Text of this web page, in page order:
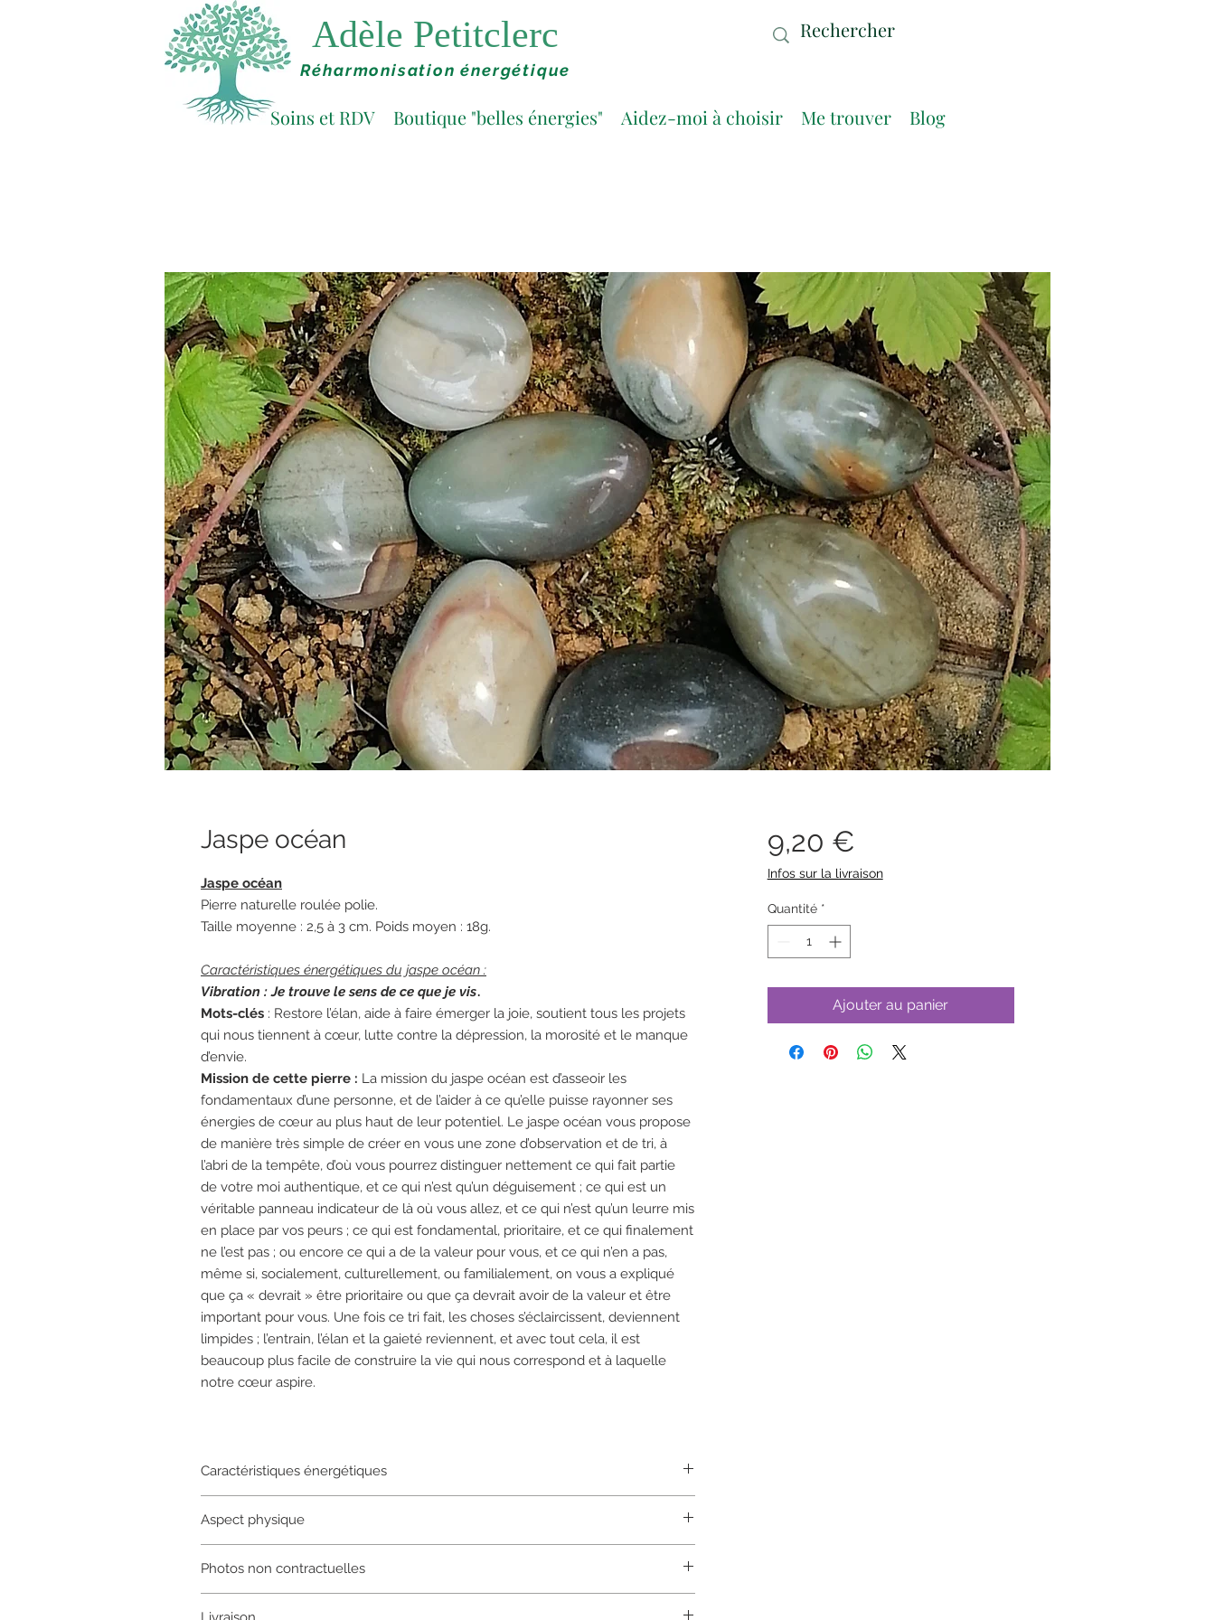
Adèle Petitclerc
Réharmonisation énergétique
Soins et RDV Boutique "belles énergies" Aidez-moi à choisir Me trouver Blog
Jaspe océan
Jaspe océan
Pierre naturelle roulée polie.
Taille moyenne : 2,5 à 3 cm. Poids moyen : 18g.
Caractéristiques énergétiques du jaspe océan :
Vibration : Je trouve le sens de ce que je vis.
Mots-clés : Restore l’élan, aide à faire émerger la joie, soutient tous les projets
qui nous tiennent à cœur, lutte contre la dépression, la morosité et le manque
d’envie.
Mission de cette pierre : La mission du jaspe océan est d’asseoir les
fondamentaux d’une personne, et de l’aider à ce qu’elle puisse rayonner ses
énergies de cœur au plus haut de leur potentiel. Le jaspe océan vous propose
de manière très simple de créer en vous une zone d’observation et de tri, à
l’abri de la tempête, d’où vous pourrez distinguer nettement ce qui fait partie
de votre moi authentique, et ce qui n’est qu’un déguisement ; ce qui est un
véritable panneau indicateur de là où vous allez, et ce qui n’est qu’un leurre mis
en place par vos peurs ; ce qui est fondamental, prioritaire, et ce qui finalement
ne l’est pas ; ou encore ce qui a de la valeur pour vous, et ce qui n’en a pas,
même si, socialement, culturellement, ou familialement, on vous a expliqué
que ça « devrait » être prioritaire ou que ça devrait avoir de la valeur et être
important pour vous. Une fois ce tri fait, les choses s’éclaircissent, deviennent
limpides ; l’entrain, l’élan et la gaieté reviennent, et avec tout cela, il est
beaucoup plus facile de construire la vie qui nous correspond et à laquelle
notre cœur aspire.
Caractéristiques énergétiques
aptes à diffuser leur énergie en permanence
énergies négativesqu’elles prennent pour vous rendre service sans arriver à
saturation. Elles ne nécessitent
Aspect physique
de couleurs et d’aspect, et c’est normal ! La manière dont vous la percevez change
selon la lumière (intérieure/extérieure), la luminosité, si vous en avez besoin à ce
moment-là ou pas.
Photos non contractuelles
9,20 €
Infos sur la livraison
Quantité *
Ajouter au panier